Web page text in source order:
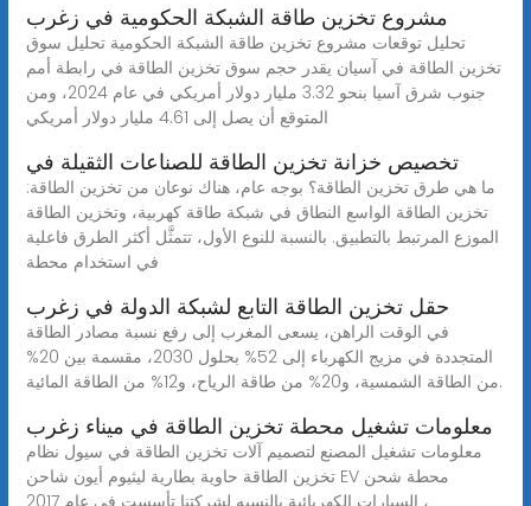
مشروع تخزين طاقة الشبكة الحكومية في زغرب
تحليل توقعات مشروع تخزين طاقة الشبكة الحكومية تحليل سوق
تخزين الطاقة في آسيان يقدر حجم سوق تخزين الطاقة في رابطة أمم
جنوب شرق آسيا بنحو 3.32 مليار دولار أمريكي في عام 2024، ومن
المتوقع أن يصل إلى 4.61 مليار دولار أمريكي
تخصيص خزانة تخزين الطاقة للصناعات الثقيلة في
ما هي طرق تخزين الطاقة؟ بوجه عام، هناك نوعان من تخزين الطاقة:
تخزين الطاقة الواسع النطاق في شبكة طاقة كهربية، وتخزين الطاقة
الموزع المرتبط بالتطبيق. بالنسبة للنوع الأول، تتمثَّل أكثر الطرق فاعلية
في استخدام محطة
حقل تخزين الطاقة التابع لشبكة الدولة في زغرب
في الوقت الراهن، يسعى المغرب إلى رفع نسبة مصادر الطاقة
المتجددة في مزيج الكهرباء إلى 52% بحلول 2030، مقسمة بين 20%
من الطاقة الشمسية، و20% من طاقة الرياح، و12% من الطاقة المائية.
معلومات تشغيل محطة تخزين الطاقة في ميناء زغرب
معلومات تشغيل المصنع لتصميم آلات تخزين الطاقة في سيول نظام
تخزين الطاقة حاوية بطارية ليثيوم أيون شاحن EV محطة شحن
السيارات الكهربائية بالنسبه لشركتنا تأسست في عام 2017 ،